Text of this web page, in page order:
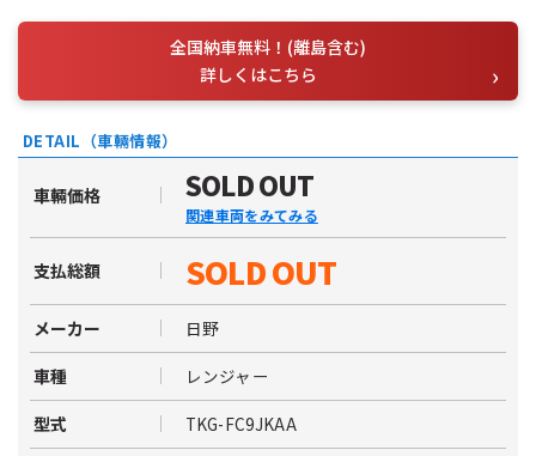
全国納車無料！(離島含む)
詳しくはこちら
DETAIL（車輛情報）
車輛価格 SOLD OUT
関連車両をみてみる
支払総額 SOLD OUT
メーカー 日野
車種 レンジャー
型式 TKG-FC9JKAA